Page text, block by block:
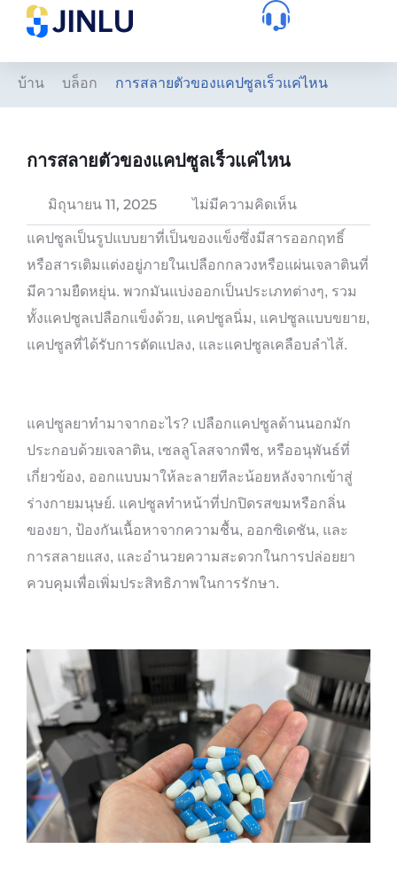
บ้าน บล็อก การสลายตัวของแคปซูลเร็วแค่ไหน
การสลายตัวของแคปซูลเร็วแค่ไหน
มิถุนายน 11, 2025 ไม่มีความคิดเห็น
แคปซูลเป็นรูปแบบยาที่เป็นของแข็งซึ่งมีสารออกฤทธิ์
หรือสารเติมแต่งอยู่ภายในเปลือกกลวงหรือแผ่นเจลาตินที่
มีความยืดหยุ่น. พวกมันแบ่งออกเป็นประเภทต่างๆ, รวม
ทั้งแคปซูลเปลือกแข็งด้วย, แคปซูลนิ่ม, แคปซูลแบบขยาย,
แคปซูลที่ได้รับการดัดแปลง, และแคปซูลเคลือบลำไส้.
แคปซูลยาทำมาจากอะไร? เปลือกแคปซูลด้านนอกมัก
ประกอบด้วยเจลาติน, เซลลูโลสจากพืช, หรืออนุพันธ์ที่
เกี่ยวข้อง, ออกแบบมาให้ละลายทีละน้อยหลังจากเข้าสู่
ร่างกายมนุษย์. แคปซูลทำหน้าที่ปกปิดรสขมหรือกลิ่น
ของยา, ป้องกันเนื้อหาจากความชื้น, ออกซิเดชัน, และ
การสลายแสง, และอำนวยความสะดวกในการปล่อยยา
ควบคุมเพื่อเพิ่มประสิทธิภาพในการรักษา.